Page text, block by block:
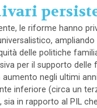
le riforme hanno
delle politiche
per il supporto delle
aumento negli ultimi
inferiore (circa un
sia in rapporto al PIL che